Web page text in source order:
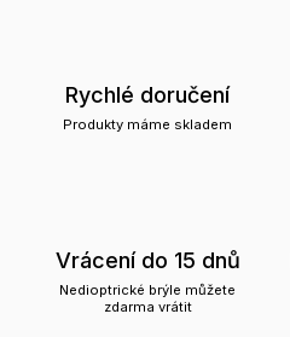
Rychlé doručení
Produkty máme skladem
Vrácení do 15 dnů
Nedioptrické brýle můžete
zdarma vrátit